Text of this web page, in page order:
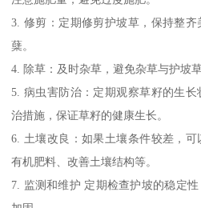
3. 修剪：定期修剪护坡草，保持整
蘖。
4. 除草：及时杂草，避免杂草与护坡
5. 病虫害防治：定期观察草籽的生
治措施，保证草籽的健康生长。
6. 土壤改良：如果土壤条件较差，
有机肥料、改善土壤结构等。
7. 监测和维护 定期检查护坡的稳定